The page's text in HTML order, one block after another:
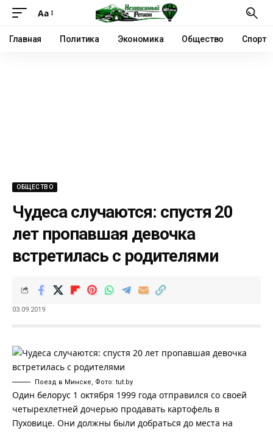
Аа
Главная Политика Экономика Общество Спорт
ОБЩЕСТВО
Чудеса случаются: спустя 20
лет пропавшая девочка
встретилась с родителями
03.09.2019
Поезд в Минске, Фото: tut.by
Один белорус 1 октября 1999 года отправился со своей
четырехлетней дочерью продавать картофель в
Пуховице. Они должны были добраться до места на